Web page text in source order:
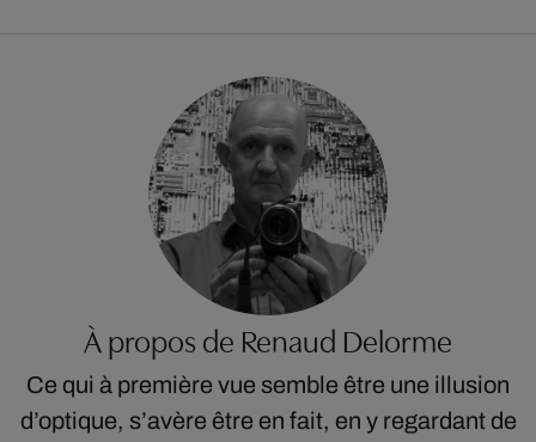
À propos de Renaud Delorme
Ce qui à première vue semble être une illusion
d’optique, s’avère être en fait, en y regardant de